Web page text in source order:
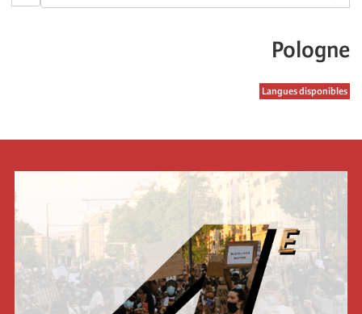
Pologne
Langues disponibles